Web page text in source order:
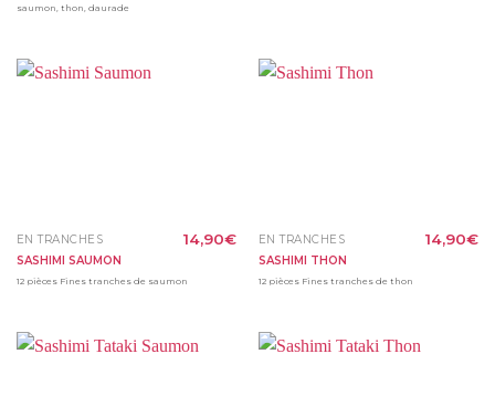
saumon, thon, daurade
EN TRANCHES
SASHIMI SAUMON
14,90€
12 pièces Fines tranches de saumon
EN TRANCHES
SASHIMI THON
14,90€
12 pièces Fines tranches de thon